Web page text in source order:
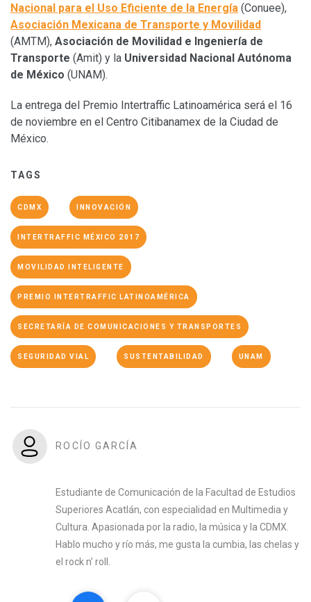
Nacional para el Uso Eficiente de la Energía (Conuee),
Asociación Mexicana de Transporte y Movilidad
(AMTM), Asociación de Movilidad e Ingeniería de
Transporte (Amit) y la Universidad Nacional Autónoma
de México (UNAM).
La entrega del Premio Intertraffic Latinoamérica será el 16
de noviembre en el Centro Citibanamex de la Ciudad de
México.
TAGS
CDMX INNOVACIÓN
INTERTRAFFIC MÉXICO 2017
MOVILIDAD INTELIGENTE
PREMIO INTERTRAFFIC LATINOAMÉRICA
SECRETARÍA DE COMUNICACIONES Y TRANSPORTES
SEGURIDAD VIAL SUSTENTABILIDAD UNAM
ROCÍO GARCÍA
Estudiante de Comunicación de la Facultad de Estudios
Superiores Acatlán, con especialidad en Multimedia y
Cultura. Apasionada por la radio, la música y la CDMX.
Hablo mucho y río más, me gusta la cumbia, las chelas y
el rock n’ roll.